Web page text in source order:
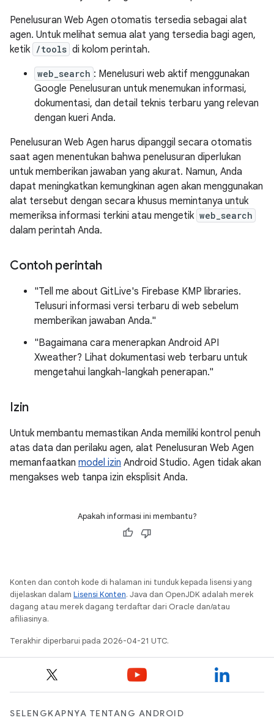
Penelusuran Web Agen otomatis tersedia sebagai alat
agen. Untuk melihat semua alat yang tersedia bagi agen,
ketik /tools di kolom perintah.
web_search : Menelusuri web aktif menggunakan
Google Penelusuran untuk menemukan informasi,
dokumentasi, dan detail teknis terbaru yang relevan
dengan kueri Anda.
Penelusuran Web Agen harus dipanggil secara otomatis
saat agen menentukan bahwa penelusuran diperlukan
untuk memberikan jawaban yang akurat. Namun, Anda
dapat meningkatkan kemungkinan agen akan menggunakan
alat tersebut dengan secara khusus memintanya untuk
memeriksa informasi terkini atau mengetik web_search
dalam perintah Anda.
Contoh perintah
"Tell me about GitLive's Firebase KMP libraries.
Telusuri informasi versi terbaru di web sebelum
memberikan jawaban Anda."
"Bagaimana cara menerapkan Android API
Xweather? Lihat dokumentasi web terbaru untuk
mengetahui langkah-langkah penerapan."
Izin
Untuk membantu memastikan Anda memiliki kontrol penuh
atas data dan perilaku agen, alat Penelusuran Web Agen
memanfaatkan model izin Android Studio. Agen tidak akan
mengakses web tanpa izin eksplisit Anda.
Apakah informasi ini membantu?
Konten dan contoh kode di halaman ini tunduk kepada lisensi yang
dijelaskan dalam Lisensi Konten. Java dan OpenJDK adalah merek
dagang atau merek dagang terdaftar dari Oracle dan/atau
afiliasinya.
Terakhir diperbarui pada 2026-04-21 UTC.
SELENGKAPNYA TENTANG ANDROID